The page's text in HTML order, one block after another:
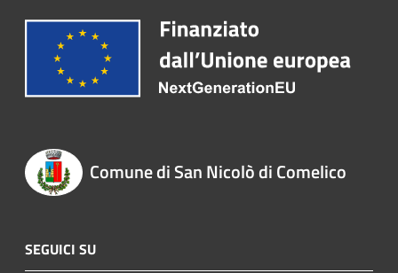
Comune di San Nicolò di Comelico
SEGUICI SU